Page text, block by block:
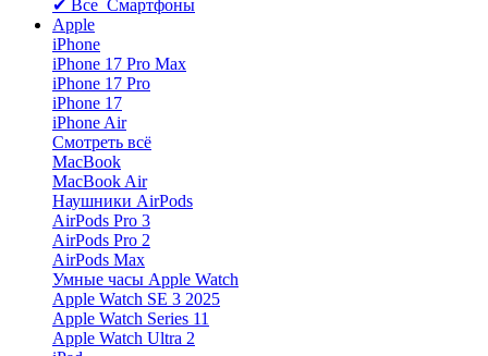
✔ Все Смартфоны
Apple
iPhone
iPhone 17 Pro Max
iPhone 17 Pro
iPhone 17
iPhone Air
Смотреть всё
MacBook
MacBook Air
Наушники AirPods
AirPods Pro 3
AirPods Pro 2
AirPods Max
Умные часы Apple Watch
Apple Watch SE 3 2025
Apple Watch Series 11
Apple Watch Ultra 2